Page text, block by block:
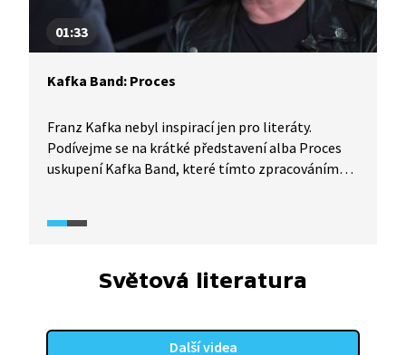
01:33
Kafka Band: Proces
Franz Kafka nebyl inspirací jen pro literáty.
Podívejme se na krátké představení alba Proces
uskupení Kafka Band, které tímto zpracováním
Světová literatura
Další videa